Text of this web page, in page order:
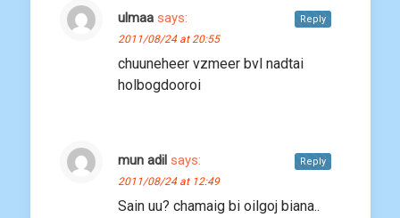
ulmaa says:
2011/08/24 at 20:55
chuuneheer vzmeer bvl nadtai
holbogdooroi
Reply
mun adil says:
2011/08/24 at 12:49
Sain uu? chamaig bi oilgoj biana..
Reply